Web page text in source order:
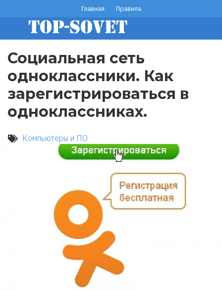
основному
содержанию
footer
menu
Главная Правила
Социальная сеть
одноклассники. Как
зарегистрироваться в
одноклассниках.
Компьютеры и ПО